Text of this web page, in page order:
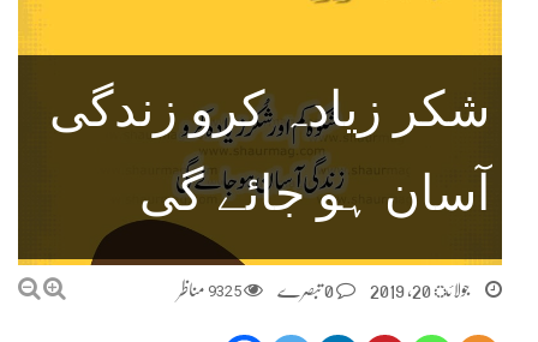
شکر زیادہ کرو زندگی
آسان ہو جائے گی
جولائ 20, 2019 9325 مناظر